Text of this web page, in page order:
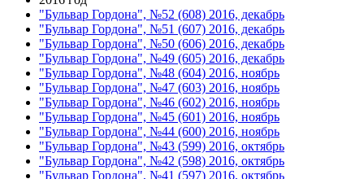
"Бульвар Гордона", №52 (608) 2016, декабрь
"Бульвар Гордона", №51 (607) 2016, декабрь
"Бульвар Гордона", №50 (606) 2016, декабрь
"Бульвар Гордона", №49 (605) 2016, декабрь
"Бульвар Гордона", №48 (604) 2016, ноябрь
"Бульвар Гордона", №47 (603) 2016, ноябрь
"Бульвар Гордона", №46 (602) 2016, ноябрь
"Бульвар Гордона", №45 (601) 2016, ноябрь
"Бульвар Гордона", №44 (600) 2016, ноябрь
"Бульвар Гордона", №43 (599) 2016, октябрь
"Бульвар Гордона", №42 (598) 2016, октябрь
"Бульвар Гордона", №41 (597) 2016, октябрь